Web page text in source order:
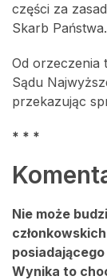
części za
Skarb Państwa.
Od orzeczenia
Sądu
przekazując
* * *
Nie może
Wynika to